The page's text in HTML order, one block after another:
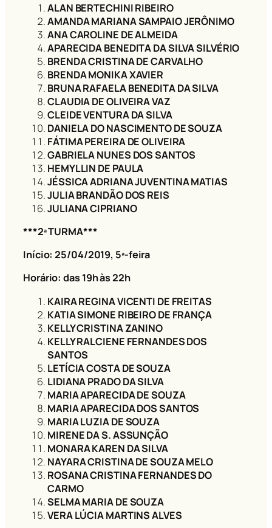
ALAN BERTECHINI RIBEIRO
AMANDA MARIANA SAMPAIO JERÔNIMO
ANA CAROLINE DE ALMEIDA
APARECIDA BENEDITA DA SILVA SILVÉRIO
BRENDA CRISTINA DE CARVALHO
BRENDA MONIKA XAVIER
BRUNA RAFAELA BENEDITA DA SILVA
CLAUDIA DE OLIVEIRA VAZ
CLEIDE VENTURA DA SILVA
DANIELA DO NASCIMENTO DE SOUZA
FÁTIMA PEREIRA DE OLIVEIRA
GABRIELA NUNES DOS SANTOS
HEMYLLIN DE PAULA
JÉSSICA ADRIANA JUVENTINA MATIAS
JULIA BRANDÃO DOS REIS
JULIANA CIPRIANO
***2ª TURMA***
Início: 25/04/2019, 5ª-feira
Horário: das 19h às 22h
KAIRA REGINA VICENTI DE FREITAS
KATIA SIMONE RIBEIRO DE FRANÇA
KELLY CRISTINA ZANINO
KELLY RALCIENE FERNANDES DOS
SANTOS
LETÍCIA COSTA DE SOUZA
LIDIANA PRADO DA SILVA
MARIA APARECIDA DE SOUZA
MARIA APARECIDA DOS SANTOS
MARIA LUZIA DE SOUZA
MIRENE DA S. ASSUNÇÃO
MONARA KAREN DA SILVA
NAYARA CRISTINA DE SOUZA MELO
ROSANA CRISTINA FERNANDES DO
CARMO
SELMA MARIA DE SOUZA
VERA LÚCIA MARTINS ALVES